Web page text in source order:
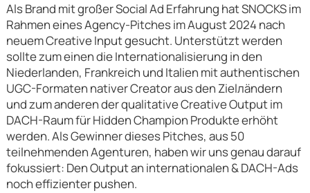
Als Brand mit großer Social Ad Erfahrung hat SNOCKS im
Rahmen eines Agency-Pitches im August 2024 nach
neuem Creative Input gesucht. Unterstützt werden
sollte zum einen die Internationalisierung in den
Niederlanden, Frankreich und Italien mit authentischen
UGC-Formaten nativer Creator aus den Zielлändern
und zum anderen der qualitative Creative Output im
DACH-Raum für Hidden Champion Produkte erhöht
werden. Als Gewinner dieses Pitches, aus 50
teilnehmenden Agenturen, haben wir uns genau darauf
fokussiert: Den Output an internationalen & DACH-Ads
noch effizienter pushen.